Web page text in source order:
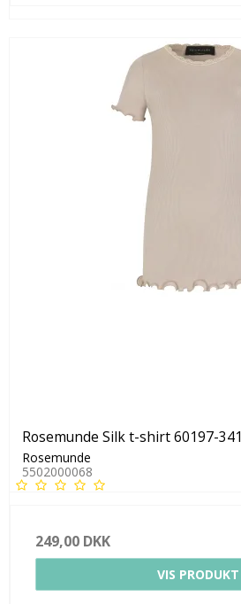
Rosemunde Silk t-shirt 60197-341
Rosemunde
5502000068
249,00 DKK
VIS PRODUKT